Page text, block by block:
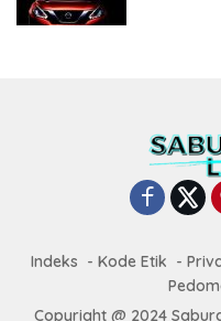
Indeks Kode Etik
Copyright @ 2024